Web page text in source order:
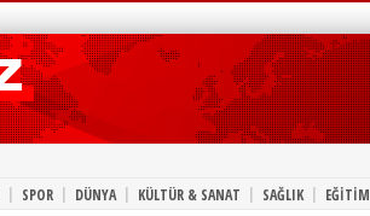
| SPOR | DÜNYA | KÜLTÜR & SANAT | SAĞLIK | EĞİTİM